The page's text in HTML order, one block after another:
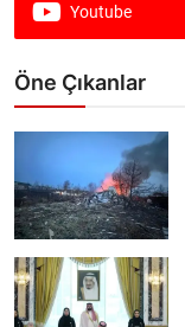
Youtube
Öne Çıkanlar